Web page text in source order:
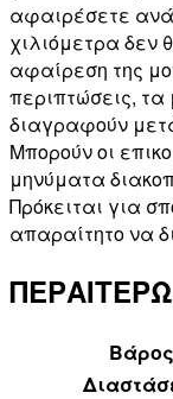
αφαιρέσετε
χιλιόμετρα δεν
αφαίρεση της
περιπτώσεις,
διαγραφούν
Μπορούν οι
μηνύματα
Πρόκειται για
απαραίτητο να
Βάρος